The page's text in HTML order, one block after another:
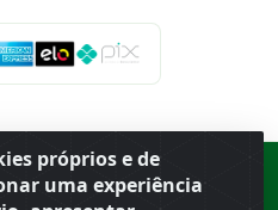
próprios e de
uma experiência
Porto Ferreira ·BR
91